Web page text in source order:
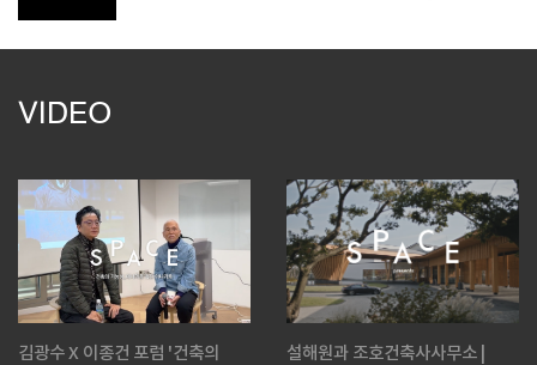
VIDEO
김광수 X 이종건 포럼 '건축의
설해원과 조호건축사사무소 |